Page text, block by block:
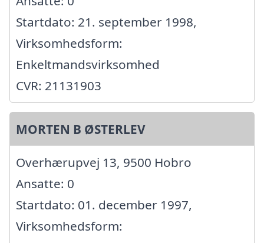
Startdato: 21. september 1998,
Virksomhedsform:
Enkeltmandsvirksomhed
CVR: 21131903
MORTEN B ØSTERLEV
Overhærupvej 13, 9500 Hobro
Ansatte: 0
Startdato: 01. december 1997,
Virksomhedsform: